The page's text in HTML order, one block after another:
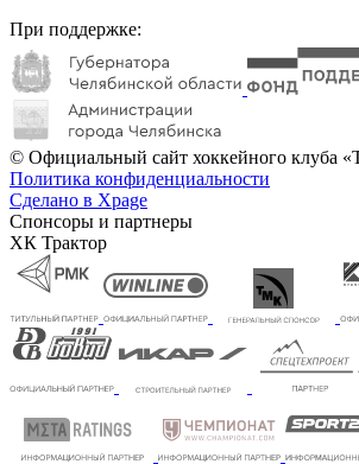
При поддержке:
© Официальный сайт хоккейного клуба
Политика конфиденциальности
Сделано в Xpage
Спонсоры и партнеры
ХК Трактор